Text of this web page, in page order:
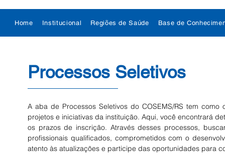
Home Institucional Regiões de Saúde Base de
Processos Seletivos
A aba de Processos Seletivos do COSEMS/RS tem
projetos e iniciativas da instituição. Aqui, você encontrará
os prazos de inscrição. Através desses processos,
profissionais qualificados, comprometidos com o
atento às atualizações e participe das oportunidades para